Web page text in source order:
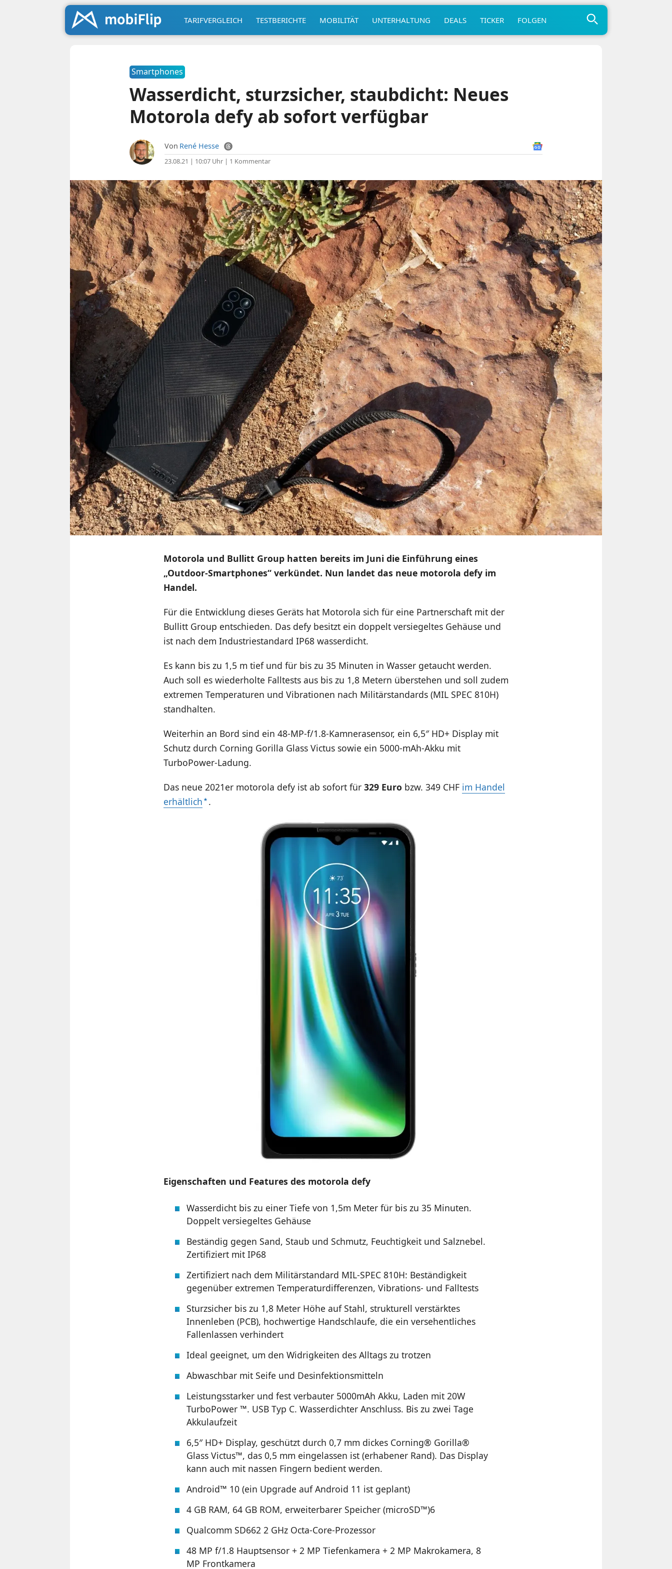
TARIFVERGLEICH TESTBERICHTE MOBILITÄT UNTERHALTUNG DEALS TICKER FOLGEN
Smartphones
Wasserdicht, sturzsicher, staubdicht: Neues
Motorola defy ab sofort verfügbar
Von René Hesse
23.08.21 | 10:07 Uhr| 1 Kommentar
Motorola und Bullitt Group hatten bereits im Juni die Einführung eines
„Outdoor-Smartphones“ verkündet. Nun landet das neue motorola defy im
Handel.
Für die Entwicklung dieses Geräts hat Motorola sich für eine Partnerschaft mit der
Bullitt Group entschieden. Das defy besitzt ein doppelt versiegeltes Gehäuse und
ist nach dem Industriestandard IP68 wasserdicht.
Es kann bis zu 1,5 m tief und für bis zu 35 Minuten in Wasser getaucht werden.
Auch soll es wiederholte Falltests aus bis zu 1,8 Metern überstehen und soll zudem
extremen Temperaturen und Vibrationen nach Militärstandards (MIL SPEC 810H)
standhalten.
Weiterhin an Bord sind ein 48-MP-f/1.8-Kamnerasensor, ein 6,5″ HD+ Display mit
Schutz durch Corning Gorilla Glass Victus sowie ein 5000-mAh-Akku mit
TurboPower-Ladung.
Das neue 2021er motorola defy ist ab sofort für 329 Euro bzw. 349 CHF im Handel
erhältlich .
Eigenschaften und Features des motorola defy
Wasserdicht bis zu einer Tiefe von 1,5m Meter für bis zu 35 Minuten.
Doppelt versiegeltes Gehäuse
Beständig gegen Sand, Staub und Schmutz, Feuchtigkeit und Salznebel.
Zertifiziert mit IP68
Zertifiziert nach dem Militärstandard MIL-SPEC 810H: Beständigkeit
gegenüber extremen Temperaturdifferenzen, Vibrations- und Falltests
Sturzsicher bis zu 1,8 Meter Höhe auf Stahl, strukturell verstärktes
Innenleben (PCB), hochwertige Handschlaufe, die ein versehentliches
Fallenlassen verhindert
Ideal geeignet, um den Widrigkeiten des Alltags zu trotzen
Abwaschbar mit Seife und Desinfektionsmitteln
Leistungsstarker und fest verbauter 5000mAh Akku, Laden mit 20W
TurboPower ™. USB Typ C. Wasserdichter Anschluss. Bis zu zwei Tage
Akkulaufzeit
6,5″ HD+ Display, geschützt durch 0,7 mm dickes Corning® Gorilla®
Glass Victus™, das 0,5 mm eingelassen ist (erhabener Rand). Das Display
kann auch mit nassen Fingern bedient werden.
Android™ 10 (ein Upgrade auf Android 11 ist geplant)
4 GB RAM, 64 GB ROM, erweiterbarer Speicher (microSD™)6
Qualcomm SD662 2 GHz Octa-Core-Prozessor
48 MP f/1.8 Hauptsensor + 2 MP Tiefenkamera + 2 MP Makrokamera, 8
MP Frontkamera